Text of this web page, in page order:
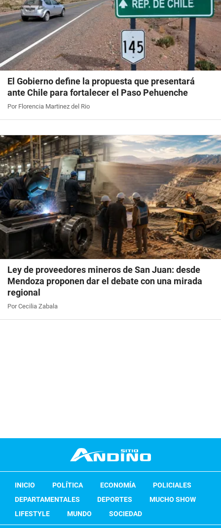
El Gobierno define la propuesta que presentará
ante Chile para fortalecer el Paso Pehuenche
Por Florencia Martinez del Rio
Ley de proveedores mineros de San Juan: desde
Mendoza proponen dar el debate con una mirada
regional
Por Cecilia Zabala
INICIO POLÍTICA ECONOMÍA
POLICIALES
DEPARTAMENTALES
DEPORTES
MUCHO SHOW
LIFESTYLE
MUNDO SOCIEDAD